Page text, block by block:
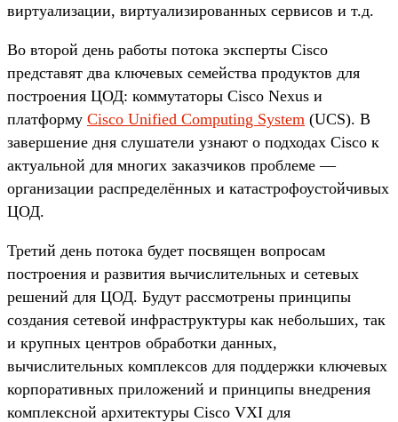
виртуализации, виртуализированных сервисов и т.д.
Во второй день работы потока эксперты Cisco
представят два ключевых семейства продуктов для
построения ЦОД: коммутаторы Cisco Nexus и
платформу Cisco Unified Computing System (UCS). В
завершение дня слушатели узнают о подходах Cisco к
актуальной для многих заказчиков проблеме —
организации распределённых и катастрофоустойчивых
ЦОД.
Третий день потока будет посвящен вопросам
построения и развития вычислительных и сетевых
решений для ЦОД. Будут рассмотрены принципы
создания сетевой инфраструктуры как небольших, так
и крупных центров обработки данных,
вычислительных комплексов для поддержки ключевых
корпоративных приложений и принципы внедрения
комплексной архитектуры Cisco VXI для